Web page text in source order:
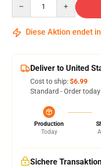
Diese Aktion endet in
Deliver to United
Cost to ship:$6.99
Standard - Order
Production
Today
Sichere